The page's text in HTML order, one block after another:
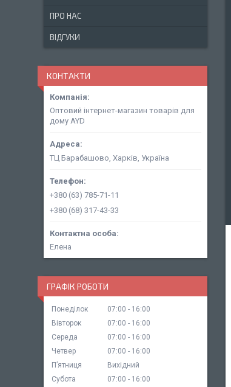
ПРО НАС
ВІДГУКИ
КОНТАКТИ
Оптовий інтернет-магазин товарів для
дому AYD
ТЦ Барабашово, Харків, Україна
+380 (63) 785-71-11
+380 (68) 317-43-33
Елена
ГРАФІК РОБОТИ
Понеділок 07:00
16:00
Вівторок
07:00
16:00
Середа
07:00
16:00
Четвер
07:00
16:00
Пʼятниця
Вихідний
Субота
07:00
16:00